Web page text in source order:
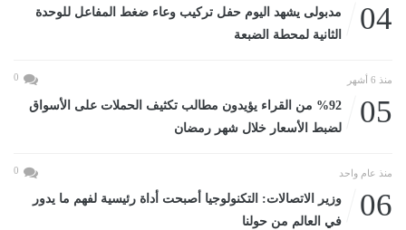
04
مدبولى يشهد اليوم حفل تركيب وعاء ضغط المفاعل للوحدة
الثانية لمحطة الضبعة
منذ 6 أشهر 0
05
%92 من القراء يؤيدون مطالب تكثيف الحملات على الأسواق
لضبط الأسعار خلال شهر رمضان
منذ عام واحد 0
06
وزير الاتصالات: التكنولوجيا أصبحت أداة رئيسية لفهم ما يدور
في العالم من حولنا